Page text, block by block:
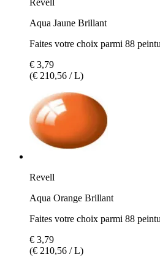
Aqua Jaune Brillant
Faites votre choix parmi 88
€ 3,79
(€ 210,56 / L)
Revell
Aqua Orange Brillant
Faites votre choix parmi 88
€ 3,79
(€ 210,56 / L)